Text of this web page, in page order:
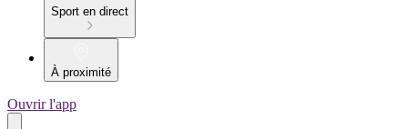
Sport en direct
À proximité
Ouvrir l'app